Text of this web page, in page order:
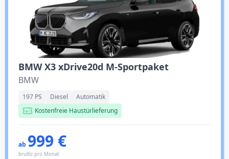
BMW X3 xDrive20d M-Sportpaket
BMW
197 PS Diesel
Automatik
Kostenfreie Haustürlieferung
ab 999 €
brutto pro Monat